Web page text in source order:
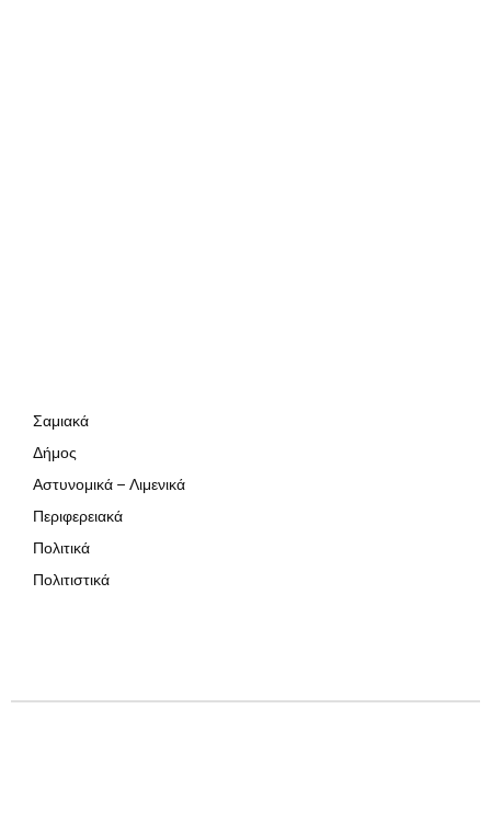
Σαμιακά
Δήμος
Αστυνομικά – Λιμενικά
Περιφερειακά
Πολιτικά
Πολιτιστικά